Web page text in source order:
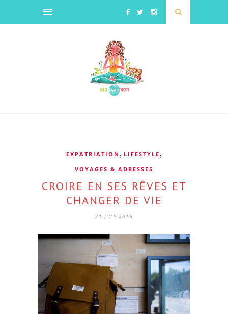
EXPATRIATION , LIFESTYLE ,
VOYAGES & ADRESSES
CROIRE EN SES RÊVES ET
CHANGER DE VIE
21 JULY 2016